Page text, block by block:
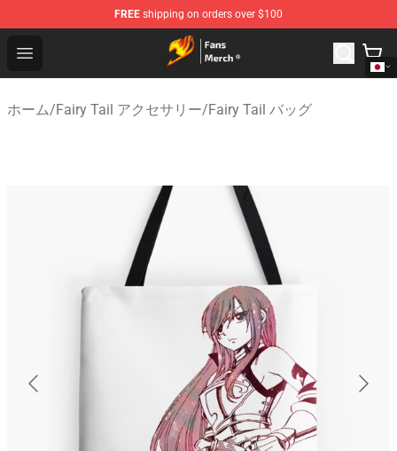
FREE shipping on orders over $100
Open menu
Fairy Tail Store - Official Fairy Tail Merchandise Shop
ホーム/Fairy Tail アクセサリー/Fairy Tail バッグ